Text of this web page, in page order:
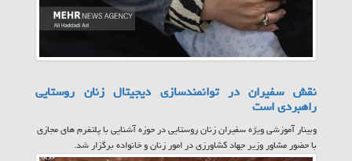
نقش سفیران در توانمندسازی دیجیتال زنان روستایی
راهبردی است
وبینار آموزشی ویژه سفیران زنان روستایی در حوزه آشنایی با پلتفرم های مجازی
با حضور مشاور وزیر جهاد کشاورزی در امور زنان و خانواده برگزار شد.